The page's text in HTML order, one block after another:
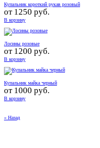
Купальник короткий рукав розовый
от 1250 руб.
В корзину
Лосины розовые
от 1200 руб.
В корзину
Купальник майка черный
от 1000 руб.
В корзину
« Назад